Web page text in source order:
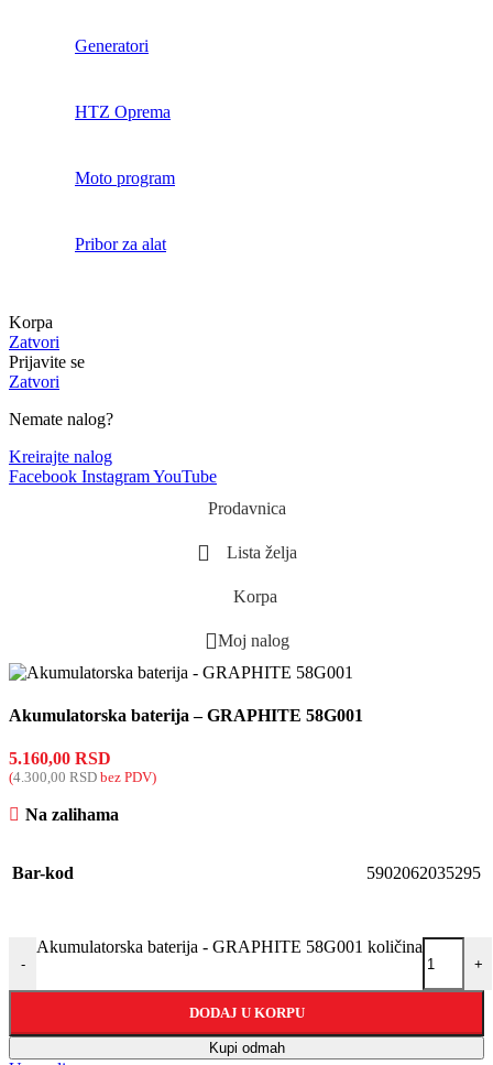
Generatori
HTZ Oprema
Moto program
Pribor za alat
Korpa
Zatvori
Prijavite se
Zatvori
Nemate nalog?
Kreirajte nalog
Facebook InstagramYouTube
Prodavnica
Lista želja
Korpa
Moj nalog
Akumulatorska baterija – GRAPHITE 58G001
5.160,00 RSD
(4.300,00 RSD bez PDV)
Na zalihama
Bar-kod 5902062035295
-
Akumulatorska baterija - GRAPHITE 58G001 količina
+
DODAJ U KORPU
Kupi odmah